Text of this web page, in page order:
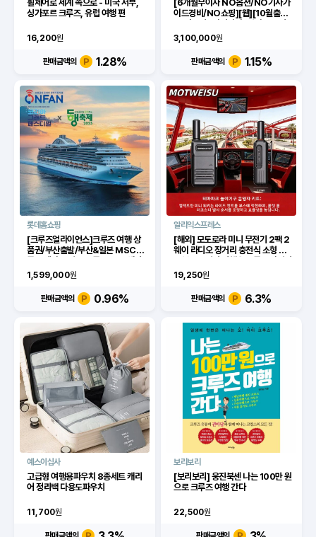
휠체어로 세계 속으로 - 미국 서부,
싱가포르 크루즈, 유럽 여행 편
16,200원
판매금액의 1.28%
[6개월무이자 NO옵션/NO기사가
이드경비/NO쇼핑][웹][10월출발]
즈니 크루즈 4박6일 패키지 +무이
자6개월
3,100,000원
판매금액의 1.15%
롯데홈쇼핑
[크루즈얼라이언스]크루즈 여행 상
품권/부산출발/부산&일본 MSC크
허브메타)
1,599,000원
판매금액의 0.96%
알리익스프레스
[해외] 모토로라 미니 무전기 2팩 2
웨이 라디오 장거리 충전식 소형 핸
용
19,250원
판매금액의 6.3%
예스이십사
고급형 여행용파우치 8종세트 캐리
어 정리백 다용도파우치
11,700원
보리보리
[보리보리] 웅진북센 나는 100만 원
으로 크루즈 여행 간다
22,500원